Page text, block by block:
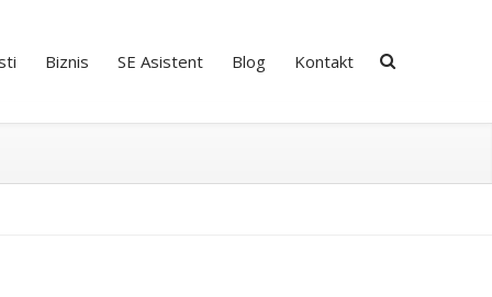
Biznis SE Asistent Blog Kontakt